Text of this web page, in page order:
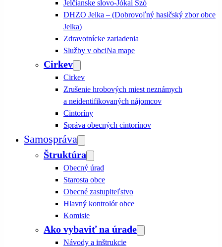
Jelčianske slovo-Jókai Szó
DHZO Jelka – (Dobrovoľný hasičský zbor obce
Jelka)
Zdravotnícke zariadenia
Služby v obciNa mape
Cirkev
Cirkev
Zrušenie hrobových miest neznámych
a neidentifikovaných nájomcov
Cintoríny
Správa obecných cintorínov
Samospráva
Štruktúra
Obecný úrad
Starosta obce
Obecné zastupiteľstvo
Hlavný kontrolór obce
Komisie
Ako vybaviť na úrade
Návody a inštrukcie